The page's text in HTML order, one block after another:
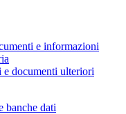
e informazioni
e documenti ulteriori
banche dati